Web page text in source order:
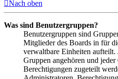
Nach oben
Was sind Benutzergruppen?
Benutzergruppen sind
Mitglieder des Boards in für
verwaltbare Einheiten aufteilt.
Gruppen angehören und
Berechtigungen zugeteilt